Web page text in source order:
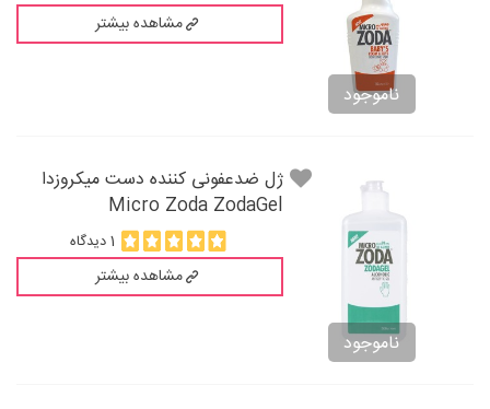
ناموجود
مشاهده بیشتر
ناموجود
ژل ضدعفونی کننده دست میکروزدا
Micro Zoda ZodaGel
1 دیدگاه
مشاهده بیشتر